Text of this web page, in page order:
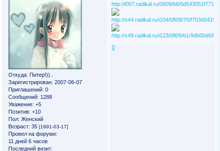
Откуда: Питер!))..
Зарегистрирован: 2007-06-07
Приглашений: 0
Сообщений: 1288
Уважение: +5
Позитив: +10
Пол: Женский
Возраст: 35 [1991-03-17]
Провел на форуме:
11 дней 6 часов
Последний визит:
0